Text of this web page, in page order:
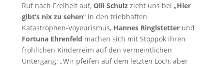
Ruf nach Freiheit auf, Olli Schulzzieht uns bei „Hier
gibt’s nix zu sehen“ in den triebhaften
Katastrophen-Voyeurismus, Hannes Ringlstetterund
Fortuna Ehrenfeld machen sich mit Stoppok ihren
fröhlichen Kinderreim auf den vermeintlichen
Untergang: „Wir pfeifen auf dem letzten Loch, aber